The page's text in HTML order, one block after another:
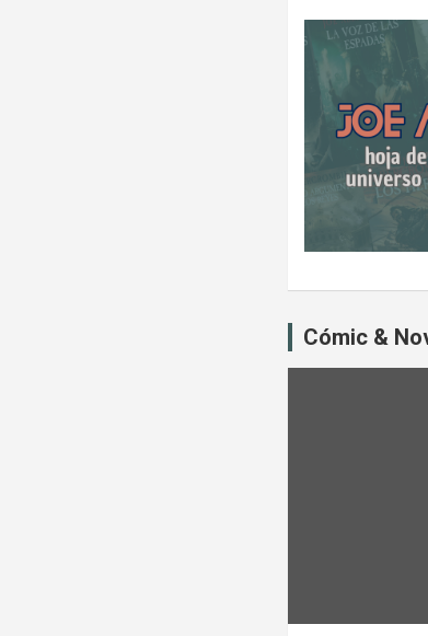
Cómic &